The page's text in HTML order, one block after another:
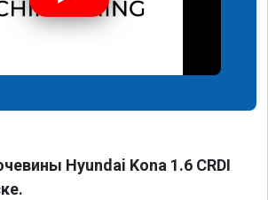
Hyundai Kona 1.6 CRDI